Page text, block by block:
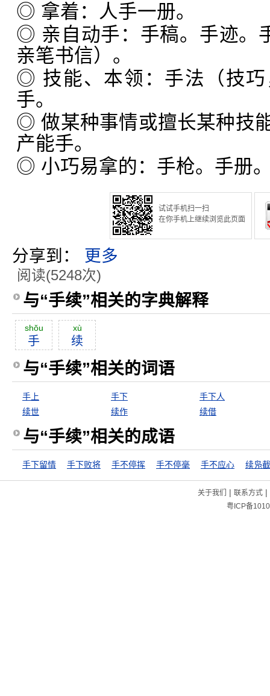
◎ 拿着：人手一册。
◎ 亲自动手：手稿。手迹。
亲笔书信）。
◎ 技能、本领：手法（技
手。
◎ 做某种事情或擅长某种技
产能手。
◎ 小巧易拿的：手枪。手册
试试手机扫一扫
在你手机上继续浏览此页面
分享到： 更多
阅读(5248次)
与“手续”相关的字典解释
shŏu
手
xù
续
与“手续”相关的词语
手上 手下
手下人
续世
续作 续借
与“手续”相关的成语
手下留情 手下败将 手不停挥 手不停毫 手不应心 续凫
关于我们 | 联系方式|
粤ICP备